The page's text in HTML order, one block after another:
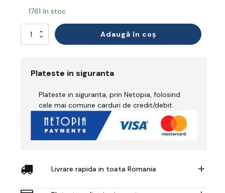
1761 în stoc
Cantitate
Pantaloni
Adaugă în coș
Plateste in siguranta
Plateste in siguranta, prin Netopia, folosind
cele mai comune carduri de credit/debit.
Livrare rapida in toata Romania